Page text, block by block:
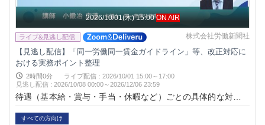
2026/10/01(木) 15:00ON AIR
株式会社労働新聞社
【見逃し配信】「同一労働同一賃金ガイドライン」等、改正対応に
おける実務ポイント整理
2時間0分 ライブ配信 : 2026/10/01 15:00～17:00
見逃し配信 :2026/10/08 00:00～2026/12/06 23:59
待遇（基本給・賞与・手当・休暇など）ごとの具体的な対応ポ
イントから、注目すべき最新裁判例の解説まで、企業が今すぐ
確認・見直すべき実務上の重要ポイントをわかりやすく整理・
すべての方向け